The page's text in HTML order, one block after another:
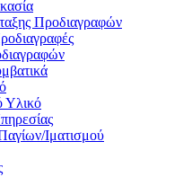
Προδιαγραφών
Υλικό
Ιματισμού